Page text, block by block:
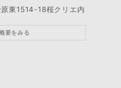
東1514-18桜クリエ内
要をみる